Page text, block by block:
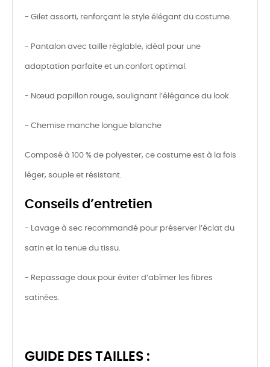
- Gilet assorti, renforçant le style élégant du costume.
- Pantalon avec taille réglable, idéal pour une
adaptation parfaite et un confort optimal.
- Nœud papillon rouge, soulignant l’élégance du look.
- Chemise manche longue blanche
Composé à 100 % de polyester, ce costume est à la fois
léger, souple et résistant.
Conseils d’entretien
- Lavage à sec recommandé pour préserver l’éclat du
satin et la tenue du tissu.
- Repassage doux pour éviter d’abîmer les fibres
satinées.
GUIDE DES TAILLES :